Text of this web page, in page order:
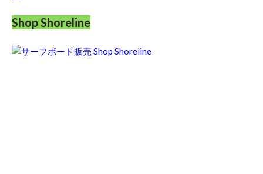
Shop Shoreline